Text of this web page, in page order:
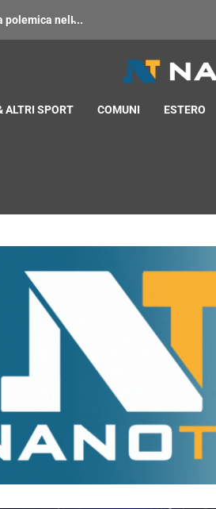
polemica nell̵...
ALTRI SPORT COMUNI ESTERO